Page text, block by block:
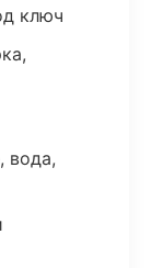
ключ
вода,